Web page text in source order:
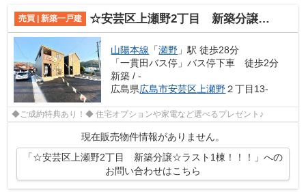
売買 | 新築一戸建 ☆安芸区上瀬野2丁目 新築分譲☆ラスト1棟！！！
山陽本線 「瀬野 」駅 徒歩28分
「一貫田バス停」バス停下車 徒歩2分
新築 / -
広島県広島市安芸区 上瀬野２丁目13-
◆ご成約特典あり！◆ 住宅オプションや家電など選べるプレゼント♪
現在販売物件情報がありません。
「☆安芸区上瀬野2丁目 新築分譲☆ラスト1棟！！！」への
お問い合わせはこちら